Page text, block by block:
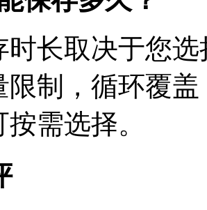
时长取决于您
限制，循环覆
需选择。